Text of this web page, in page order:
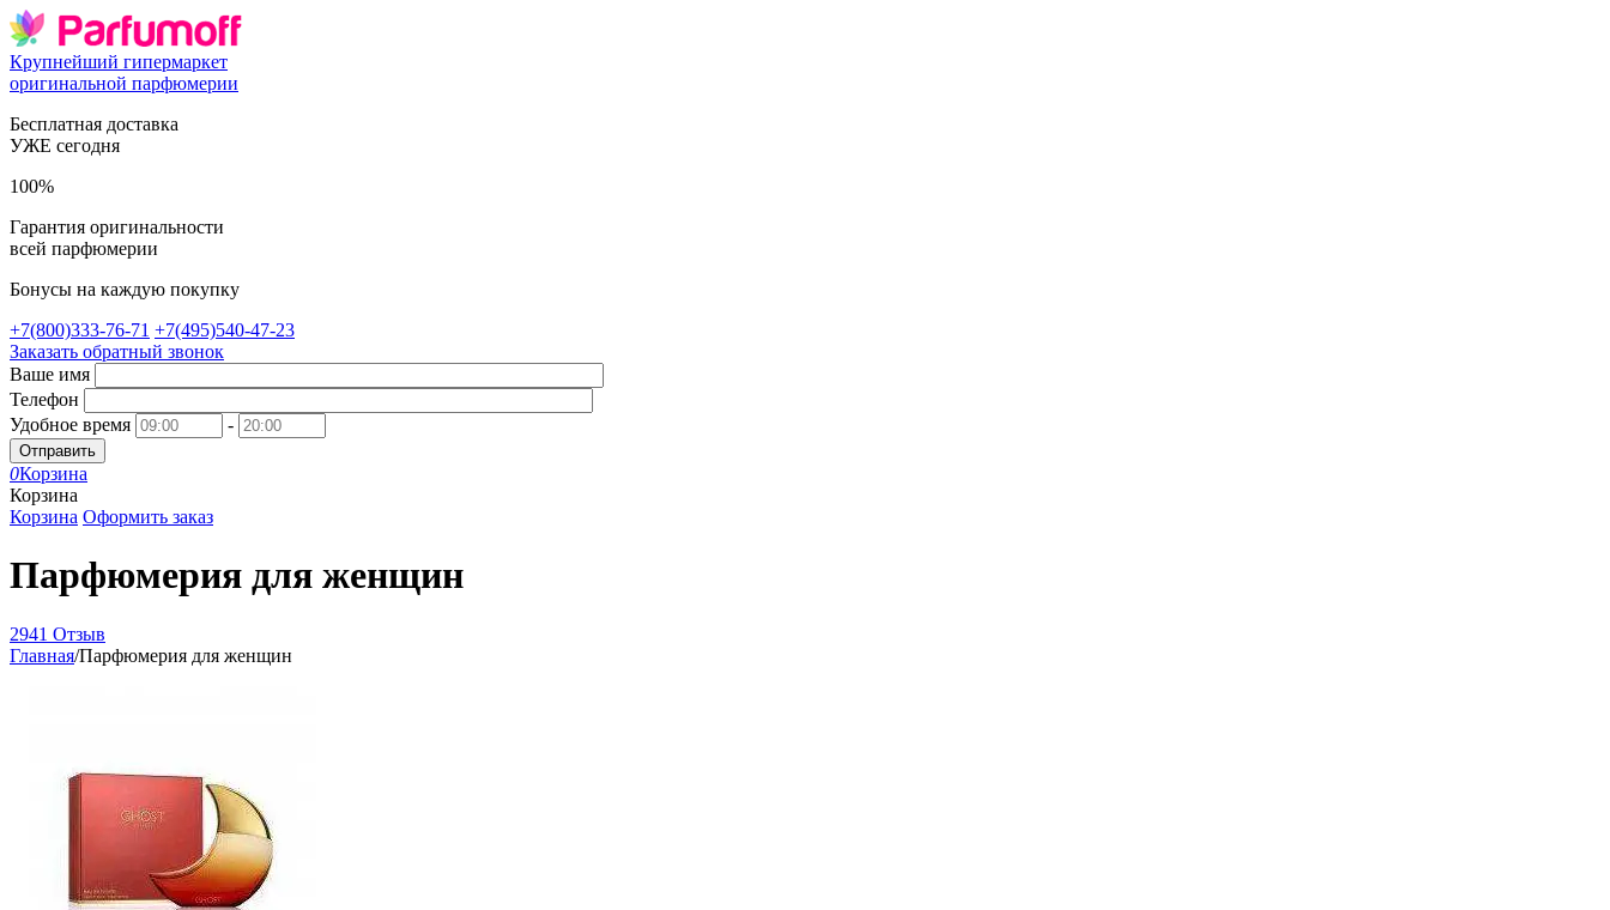
Крупнейший гипермаркет
оригинальной парфюмерии
Бесплатная доставка
УЖЕ сегодня
100%
Гарантия оригинальности
всей парфюмерии
Бонусы на каждую покупку
+7(800)333-76-71 +7(495)540-47-23
Заказать обратный звонок
Ваше имя
Телефон
Удобное время
-
Отправить
0Корзина
Корзина
Корзина Оформить заказ
Парфюмерия для женщин
2941 Отзыв
Главная/Парфюмерия для женщин